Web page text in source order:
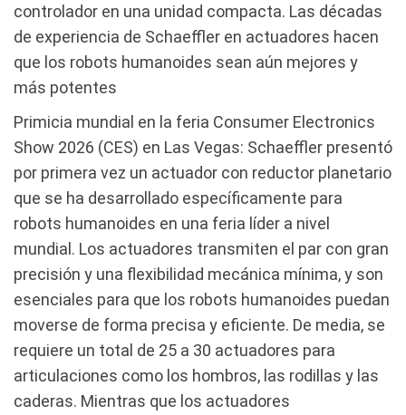
controlador en una unidad compacta. Las décadas
de experiencia de Schaeffler en actuadores hacen
que los robots humanoides sean aún mejores y
más potentes
Primicia mundial en la feria Consumer Electronics
Show 2026 (CES) en Las Vegas: Schaeffler presentó
por primera vez un actuador con reductor planetario
que se ha desarrollado específicamente para
robots humanoides en una feria líder a nivel
mundial. Los actuadores transmiten el par con gran
precisión y una flexibilidad mecánica mínima, y son
esenciales para que los robots humanoides puedan
moverse de forma precisa y eficiente. De media, se
requiere un total de 25 a 30 actuadores para
articulaciones como los hombros, las rodillas y las
caderas. Mientras que los actuadores